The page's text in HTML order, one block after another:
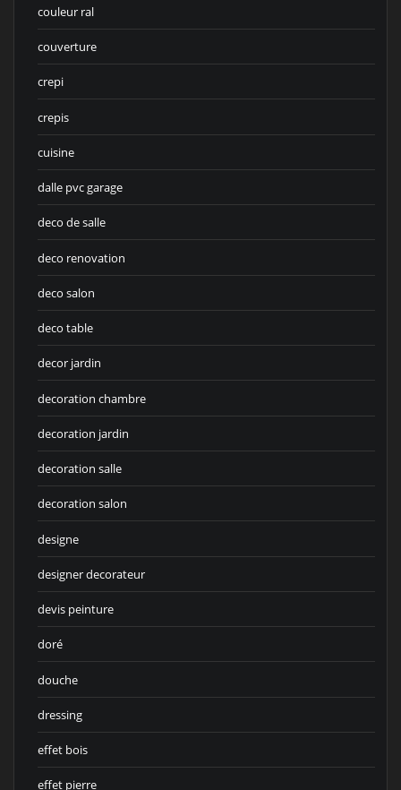
couleur ral
couverture
crepi
crepis
cuisine
dalle pvc garage
deco de salle
deco renovation
deco salon
deco table
decor jardin
decoration chambre
decoration jardin
decoration salle
decoration salon
designe
designer decorateur
devis peinture
doré
douche
dressing
effet bois
effet pierre